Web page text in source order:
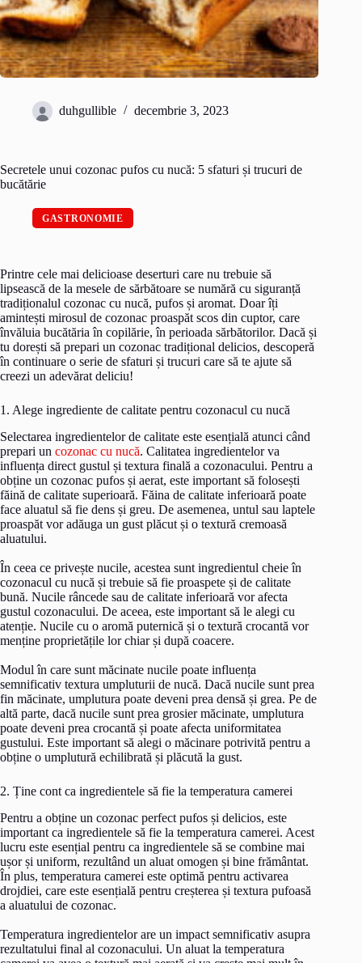
duhgullible decembrie 3, 2023
Secretele unui cozonac pufos cu nucă: 5 sfaturi și trucuri de
bucătărie
GASTRONOMIE
Printre cele mai delicioase deserturi care nu trebuie să
lipsească de la mesele de sărbătoare se numără cu siguranță
tradiționalul cozonac cu nucă, pufos și aromat. Doar îți
amintești mirosul de cozonac proaspăt scos din cuptor, care
învăluia bucătăria în copilărie, în perioada sărbătorilor. Dacă și
tu dorești să prepari un cozonac tradițional delicios, descoperă
în continuare o serie de sfaturi și trucuri care să te ajute să
creezi un adevărat deliciu!
1. Alege ingrediente de calitate pentru cozonacul cu nucă
Selectarea ingredientelor de calitate este esențială atunci când
prepari un cozonac cu nucă. Calitatea ingredientelor va
influența direct gustul și textura finală a cozonacului. Pentru a
obține un cozonac pufos și aerat, este important să folosești
făină de calitate superioară. Făina de calitate inferioară poate
face aluatul să fie dens și greu. De asemenea, untul sau laptele
proaspăt vor adăuga un gust plăcut și o textură cremoasă
aluatului.
În ceea ce privește nucile, acestea sunt ingredientul cheie în
cozonacul cu nucă și trebuie să fie proaspete și de calitate
bună. Nucile râncede sau de calitate inferioară vor afecta
gustul cozonacului. De aceea, este important să le alegi cu
atenție. Nucile cu o aromă puternică și o textură crocantă vor
menține proprietățile lor chiar și după coacere.
Modul în care sunt măcinate nucile poate influența
semnificativ textura umpluturii de nucă. Dacă nucile sunt prea
fin măcinate, umplutura poate deveni prea densă și grea. Pe de
altă parte, dacă nucile sunt prea grosier măcinate, umplutura
poate deveni prea crocantă și poate afecta uniformitatea
gustului. Este important să alegi o măcinare potrivită pentru a
obține o umplutură echilibrată și plăcută la gust.
2. Ține cont ca ingredientele să fie la temperatura camerei
Pentru a obține un cozonac perfect pufos și delicios, este
important ca ingredientele să fie la temperatura camerei. Acest
lucru este esențial pentru ca ingredientele să se combine mai
ușor și uniform, rezultând un aluat omogen și bine frământat.
În plus, temperatura camerei este optimă pentru activarea
drojdiei, care este esențială pentru creșterea și textura pufoasă
a aluatului de cozonac.
Temperatura ingredientelor are un impact semnificativ asupra
rezultatului final al cozonacului. Un aluat la temperatura